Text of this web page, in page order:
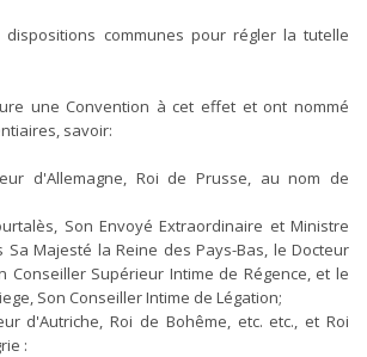
communes pour régler la tutelle
une Convention à cet effet et ont nommé
savoir:
d'Allemagne, Roi de Prusse, au nom de
Son Envoyé Extraordinaire et Ministre
Majesté la Reine des Pays-Bas, le Docteur
Conseiller Supérieur Intime de Régence, et le
Son Conseiller Intime de Légation;
d'Autriche, Roi de Bohême, etc. etc., et Roi
: